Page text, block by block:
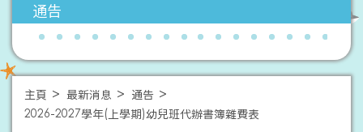
通告
主頁 最新消息
通告
2026-2027學年(上學期)幼兒班代辦書簿雜費表